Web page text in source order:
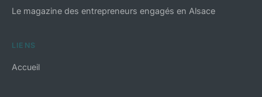
Le magazine des entrepreneurs engagés en Alsace
LIENS
Accueil